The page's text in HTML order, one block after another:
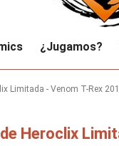
¿Jugamos?
Limitada - Venom T-Rex 201
Heroclix